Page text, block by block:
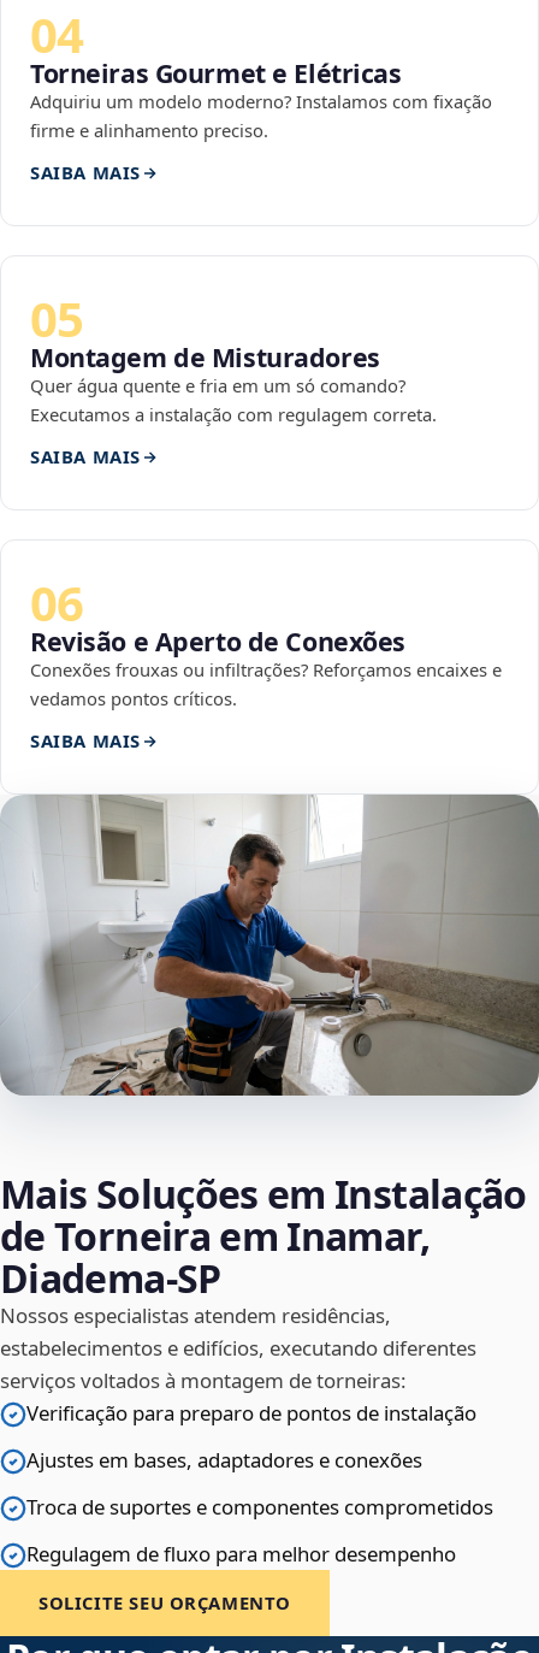
04
Torneiras Gourmet e Elétricas
Adquiriu um modelo moderno? Instalamos com fixação
firme e alinhamento preciso.
SAIBA MAIS
05
Montagem de Misturadores
Quer água quente e fria em um só comando?
Executamos a instalação com regulagem correta.
SAIBA MAIS
06
Revisão e Aperto de Conexões
Conexões frouxas ou infiltrações? Reforçamos encaixes e
vedamos pontos críticos.
SAIBA MAIS
Mais Soluções em Instalação
de Torneira em Inamar,
Diadema‑SP
Nossos especialistas atendem residências,
estabelecimentos e edifícios, executando diferentes
serviços voltados à montagem de torneiras:
Verificação para preparo de pontos de instalação
Ajustes em bases, adaptadores e conexões
Troca de suportes e componentes comprometidos
Regulagem de fluxo para melhor desempenho
SOLICITE SEU ORÇAMENTO